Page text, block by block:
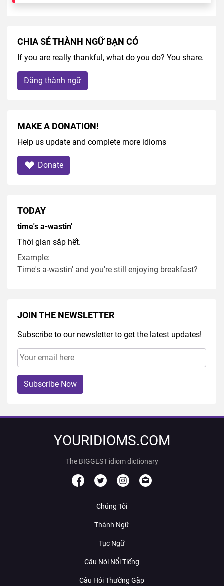
CHIA SẺ THÀNH NGỮ BẠN CÓ
If you are really thankful, what do you do? You share.
Đăng thành ngữ
MAKE A DONATION!
Help us update and complete more idioms
Donate
TODAY
time's a-wastin'
Thời gian sắp hết.
Example:
Time's a-wastin' and you're still enjoying breakfast?
JOIN THE NEWSLETTER
Subscribe to our newsletter to get the latest updates!
Subscribe Now
YOURIDIOMS.COM
The BIGGEST idiom dictionary
Chúng Tôi
Thành Ngữ
Tục Ngữ
Câu Nói Nổi Tiếng
Câu Hỏi Thường Gặp